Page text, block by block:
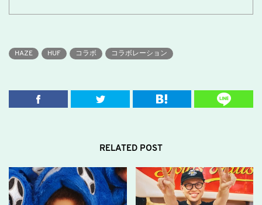
HAZE HUF コラボ コラボレーション
RELATED POST